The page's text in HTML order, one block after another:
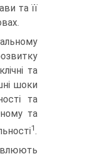
та її
та
шоки
та
та
1.